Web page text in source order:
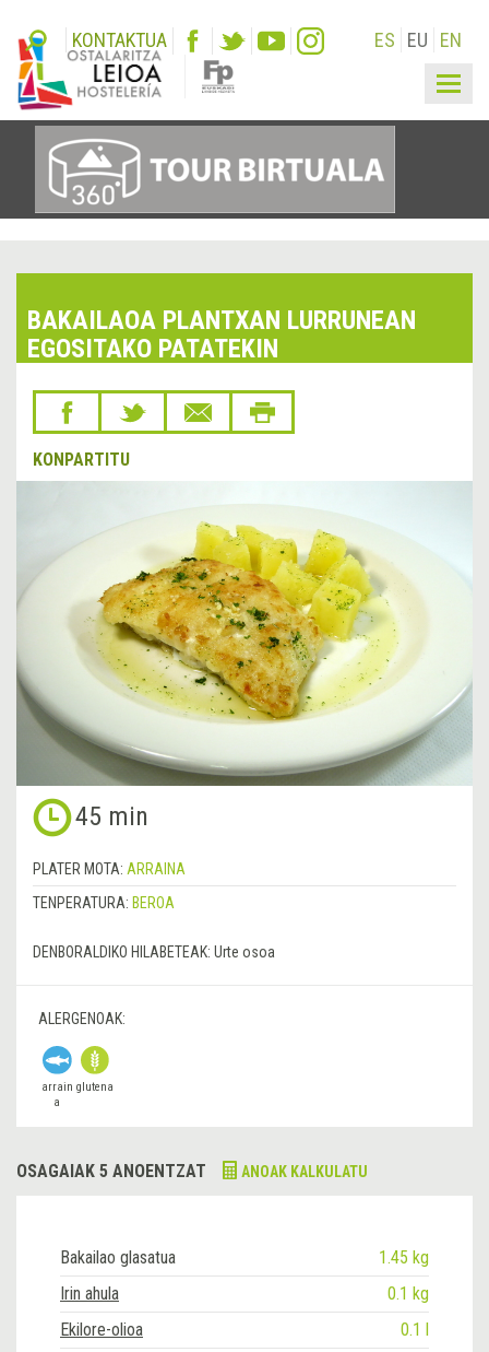
KONTAKTUA ES EU EN
BAKAILAOA PLANTXAN LURRUNEAN
EGOSITAKO PATATEKIN
KONPARTITU
45 min
PLATER MOTA: ARRAINA
TENPERATURA: BEROA
DENBORALDIKO HILABETEAK: Urte osoa
ALERGENOAK:
arrain
a
glutena
OSAGAIAK 5 ANOENTZAT ANOAK KALKULATU
Bakailao glasatua
1.45 kg
Irin ahula
0.1 kg
Ekilore-olioa
0.1 l